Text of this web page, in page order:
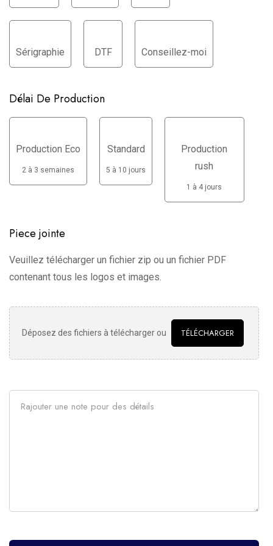
Sérigraphie DTF Conseillez-moi
Délai De Production
Production Eco
2 à 3 semaines
Standard
5 à 10 jours
Production
rush
1 à 4 jours
Piece jointe
Veuillez télécharger un fichier zip ou un fichier PDF
contenant tous les logos et images.
Déposez des fichiers à télécharger ou TÉLÉCHARGER